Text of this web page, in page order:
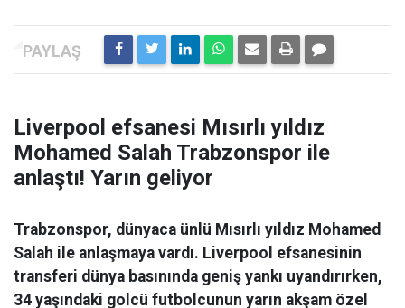
Liverpool efsanesi Mısırlı yıldız
Mohamed Salah Trabzonspor ile
anlaştı! Yarın geliyor
Trabzonspor, dünyaca ünlü Mısırlı yıldız Mohamed
Salah ile anlaşmaya vardı. Liverpool efsanesinin
transferi dünya basınında geniş yankı uyandırırken,
34 yaşındaki golcü futbolcunun yarın akşam özel